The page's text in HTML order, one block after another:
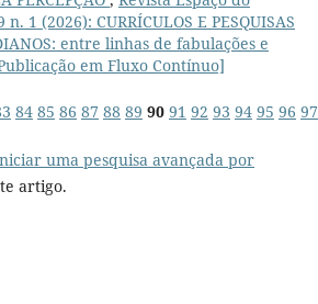
1 (2026): CURRÍCULOS E PESQUISAS
entre linhas de fabulações e
em Fluxo Contínuo]
84 85 86 87 88 89 90 91 92 93 94 95 96 97
uma pesquisa avançada por
artigo.